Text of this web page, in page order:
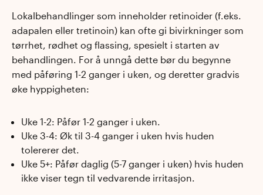
Lokalbehandlinger som inneholder retinoider (f.eks.
adapalen eller tretinoin) kan ofte gi bivirkninger som
tørrhet, rødhet og flassing, spesielt i starten av
behandlingen. For å unngå dette bør du begynne
med påføring 1-2 ganger i uken, og deretter gradvis
øke hyppigheten:
Uke 1-2: Påfør 1-2 ganger i uken.
Uke 3-4: Øk til 3-4 ganger i uken hvis huden
tolererer det.
Uke 5+: Påfør daglig (5-7 ganger i uken) hvis huden
ikke viser tegn til vedvarende irritasjon.